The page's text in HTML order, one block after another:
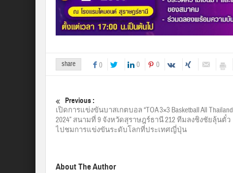
share 0 0 0
Previous :
เปิดการแข่งขันบาสเกตบอล “TOA 3×3 Basketball All Thailand
2024” สนามที่ 9 จังหวัดสุราษฎร์ธานี 212 ทีมลงชิงชัยลุ้นตั๋ว
ไปชมการแข่งขันระดับโลกที่ประเทศญี่ปุ่น
About The Author